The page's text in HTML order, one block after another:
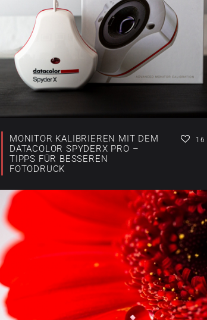
MONITOR KALIBRIEREN MIT DEM
DATACOLOR SPYDERX PRO –
TIPPS FÜR BESSEREN
FOTODRUCK
16